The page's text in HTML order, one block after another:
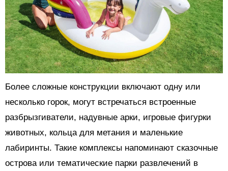
Более сложные конструкции включают одну или
несколько горок, могут встречаться встроенные
разбрызгиватели, надувные арки, игровые фигурки
животных, кольца для метания и маленькие
лабиринты. Такие комплексы напоминают сказочные
острова или тематические парки развлечений в